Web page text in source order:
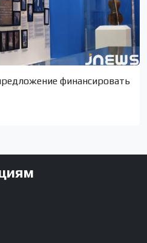
финансировать